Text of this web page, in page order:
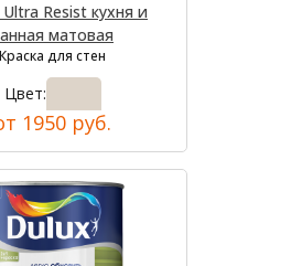
Resist кухня и
матовая
Краска для стен
Цвет:
1950 руб.